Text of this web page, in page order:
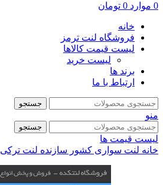
0 موارد 0 تومان
خانه
فروشگاه لنت ترمز
لیست قیمت کالاها
لیست خرید
برند ها
ارتباط با ما
جستجو
منو
جستجو
لیست قیمت ها
خانه لنت سواری کشور سازنده لنت ترکی